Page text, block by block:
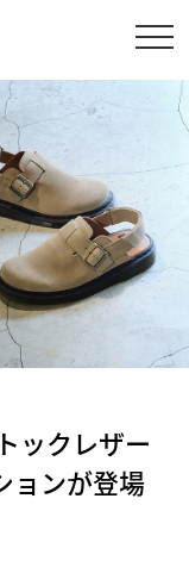
ックレザー
ョンが登場